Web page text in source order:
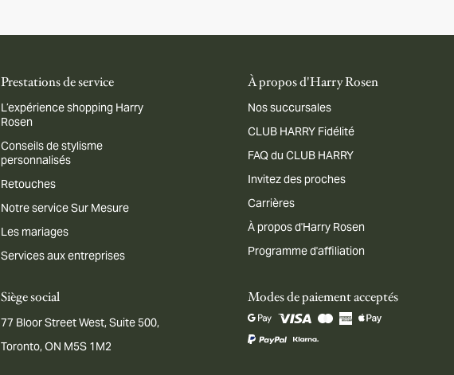
Prestations de service
L’expérience shopping Harry
Rosen
Conseils de stylisme
personnalisés
Retouches
Notre service Sur Mesure
Les mariages
Services aux entreprises
À propos d'Harry Rosen
Nos succursales
CLUB HARRY Fidélité
FAQ du CLUB HARRY
Invitez des proches
Carrières
À propos d'Harry Rosen
Programme d'affiliation
Siège social
77 Bloor Street West, Suite 500,
Toronto, ON M5S 1M2
Modes de paiement acceptés